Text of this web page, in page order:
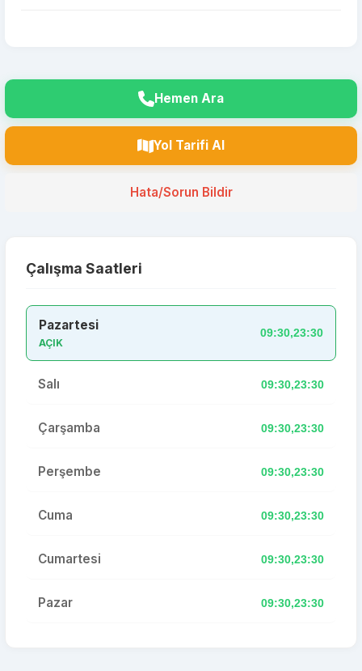
Hemen Ara
Yol Tarifi Al
Hata/Sorun Bildir
Çalışma Saatleri
Pazartesi
AÇIK
09:30,23:30
Salı 09:30,23:30
Çarşamba 09:30,23:30
Perşembe 09:30,23:30
Cuma 09:30,23:30
Cumartesi 09:30,23:30
Pazar 09:30,23:30